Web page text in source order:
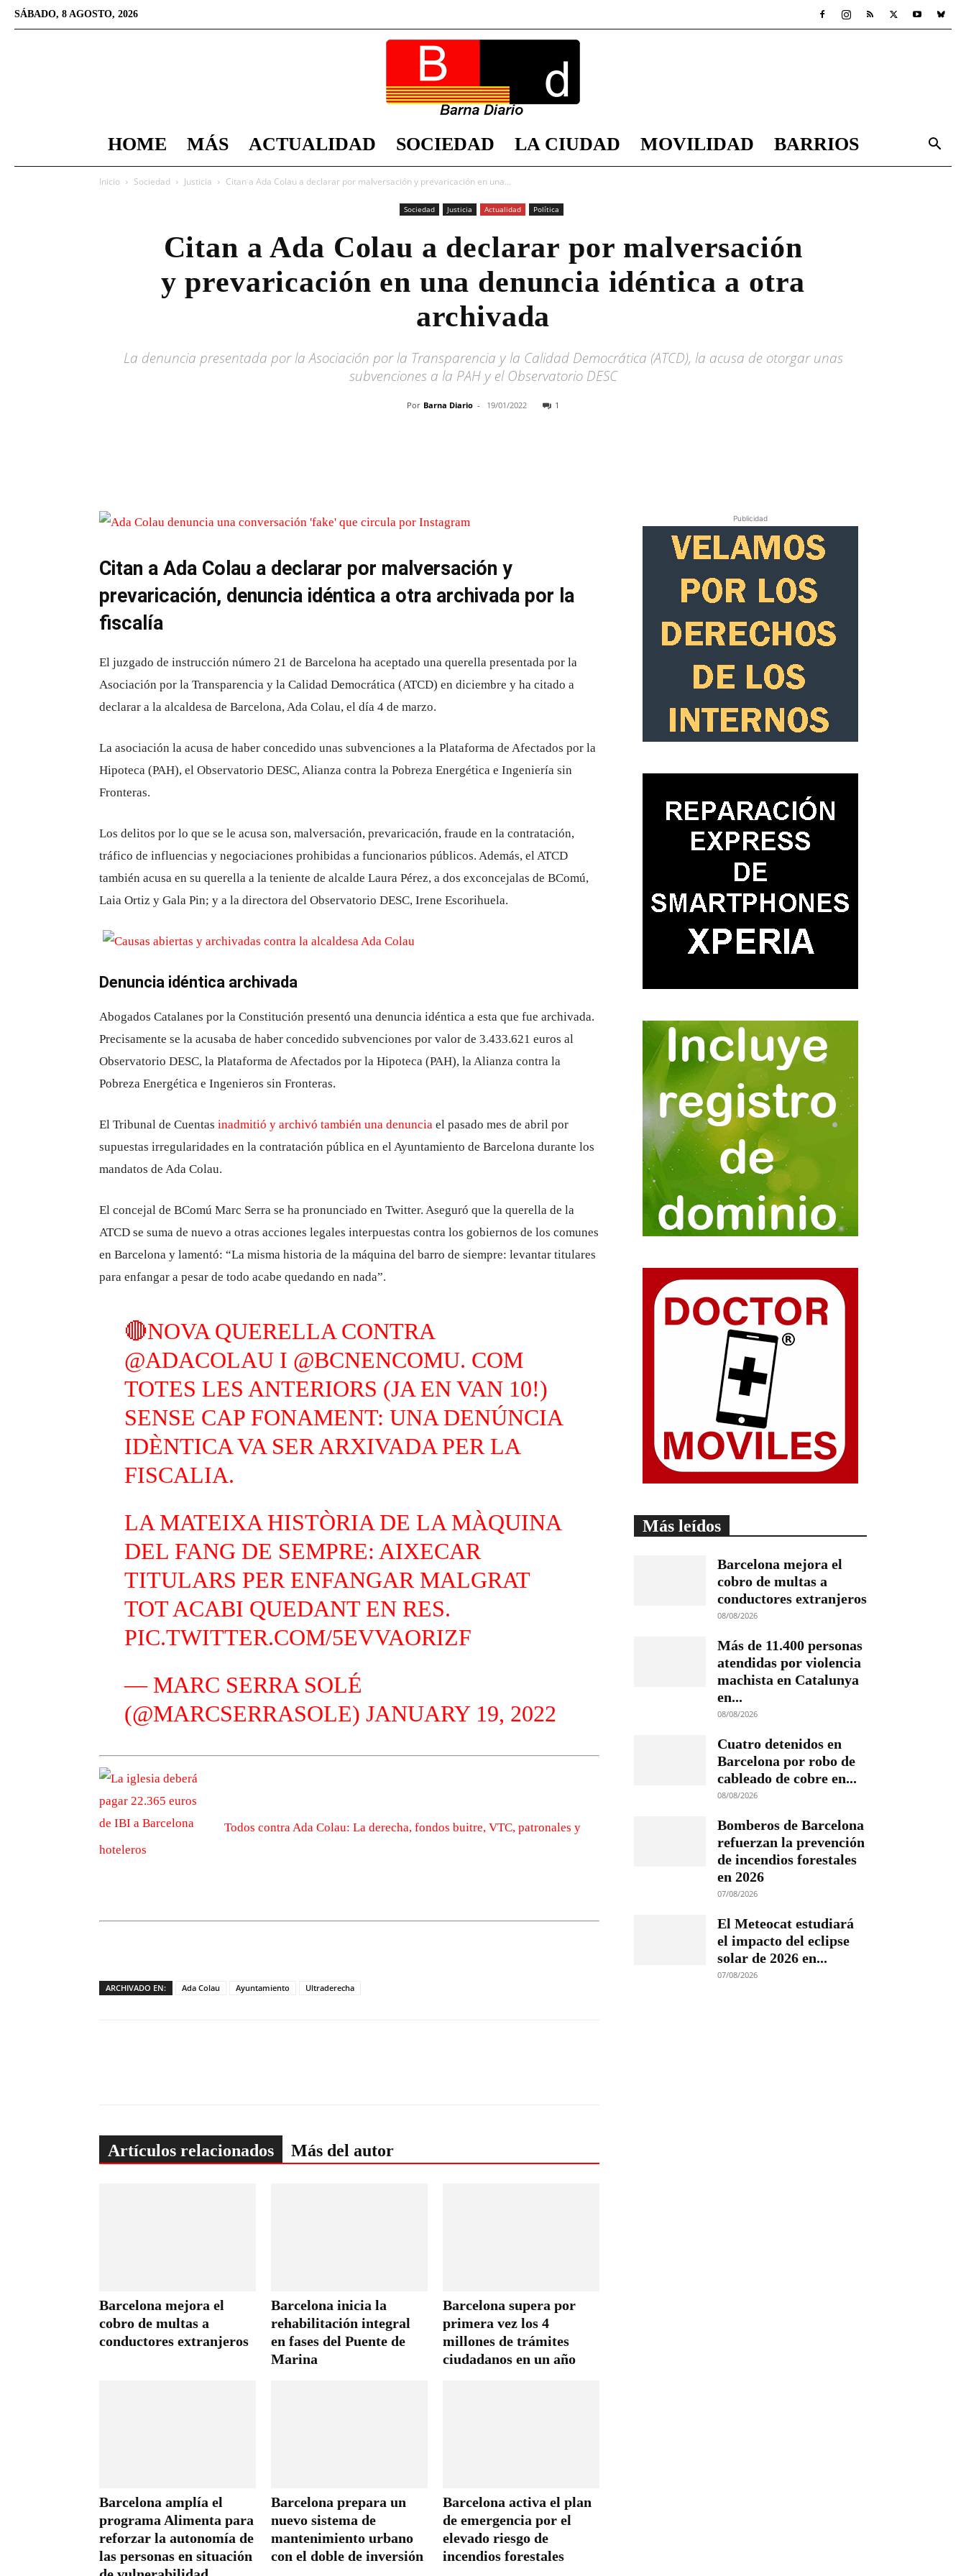
SÁBADO, 8 AGOSTO, 2026
Diario
HOME MÁS ACTUALIDAD SOCIEDAD LA CIUDAD MOVILIDAD BARRIOS
Inicio Sociedad Justicia Citan a Ada Colau a declarar por malversación y prevaricación en una...
Sociedad Justicia Actualidad Política
Citan a Ada Colau a declarar por malversación
y prevaricación en una denuncia idéntica a otra
archivada
La denuncia presentada por la Asociación por la Transparencia y la Calidad Democrática (ATCD), la acusa de otorgar unas
subvenciones a la PAH y el Observatorio DESC
Por Barna Diario - 19/01/2022 1
Citan a Ada Colau a declarar por malversación y
prevaricación, denuncia idéntica a otra archivada por la
fiscalía
El juzgado de instrucción número 21 de Barcelona ha aceptado una querella presentada por la
Asociación por la Transparencia y la Calidad Democrática (ATCD) en diciembre y ha citado a
declarar a la alcaldesa de Barcelona, Ada Colau, el día 4 de marzo.
La asociación la acusa de haber concedido unas subvenciones a la Plataforma de Afectados por la
Hipoteca (PAH), el Observatorio DESC, Alianza contra la Pobreza Energética e Ingeniería sin
Fronteras.
Los delitos por lo que se le acusa son, malversación, prevaricación, fraude en la contratación,
tráfico de influencias y negociaciones prohibidas a funcionarios públicos. Además, el ATCD
también acusa en su querella a la teniente de alcalde Laura Pérez, a dos exconcejalas de BComú,
Laia Ortiz y Gala Pin; y a la directora del Observatorio DESC, Irene Escorihuela.
Denuncia idéntica archivada
Abogados Catalanes por la Constitución presentó una denuncia idéntica a esta que fue archivada.
Precisamente se la acusaba de haber concedido subvenciones por valor de 3.433.621 euros al
Observatorio DESC, la Plataforma de Afectados por la Hipoteca (PAH), la Alianza contra la
Pobreza Energética e Ingenieros sin Fronteras.
El Tribunal de Cuentas inadmitió y archivó también una denuncia el pasado mes de abril por
supuestas irregularidades en la contratación pública en el Ayuntamiento de Barcelona durante los
mandatos de Ada Colau.
El concejal de BComú Marc Serra se ha pronunciado en Twitter. Aseguró que la querella de la
ATCD se suma de nuevo a otras acciones legales interpuestas contra los gobiernos de los comunes
en Barcelona y lamentó: “La misma historia de la máquina del barro de siempre: levantar titulares
para enfangar a pesar de todo acabe quedando en nada”.
🔴NOVA QUERELLA CONTRA
@ADACOLAUI @BCNENCOMU. COM
TOTES LES ANTERIORS (JA EN VAN 10!)
SENSE CAP FONAMENT: UNA DENÚNCIA
IDÈNTICA VA SER ARXIVADA PER LA
FISCALIA.
LA MATEIXA HISTÒRIA DE LA MÀQUINA
DEL FANG DE SEMPRE: AIXECAR
TITULARS PER ENFANGAR MALGRAT
TOT ACABI QUEDANT EN RES.
PIC.TWITTER.COM/5EVVAORIZF
— MARC SERRA SOLÉ
(@MARCSERRASOLE) JANUARY 19, 2022
Todos contra Ada Colau: La derecha, fondos buitre, VTC, patronales y
hoteleros
ARCHIVADO EN: Ada Colau Ayuntamiento Ultraderecha
Artículos relacionados Más del autor
Barcelona mejora el
cobro de multas a
conductores extranjeros
Barcelona inicia la
rehabilitación integral
en fases del Puente de
Marina
Barcelona supera por
primera vez los 4
millones de trámites
ciudadanos en un año
Barcelona amplía el
programa Alimenta para
reforzar la autonomía de
las personas en situación
Barcelona prepara un
nuevo sistema de
mantenimiento urbano
con el doble de inversión
Barcelona activa el plan
de emergencia por el
elevado riesgo de
incendios forestales
Publicidad
Más leídos
Barcelona mejora el
cobro de multas a
conductores extranjeros
08/08/2026
Más de 11.400 personas
atendidas por violencia
machista en Catalunya
en...
08/08/2026
Cuatro detenidos en
Barcelona por robo de
cableado de cobre en...
08/08/2026
Bomberos de Barcelona
refuerzan la prevención
de incendios forestales
en 2026
07/08/2026
El Meteocat estudiará
el impacto del eclipse
solar de 2026 en...
07/08/2026